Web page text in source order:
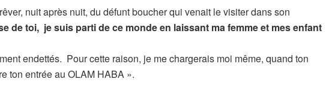
nuit après nuit, du défunt boucher qui venait le visiter dans son
de toi, je suis parti de ce monde en laissant ma femme et mes enfant
endettés. Pour cette raison, je me chargerais moi même, quand ton
ton entrée au OLAM HABA ».